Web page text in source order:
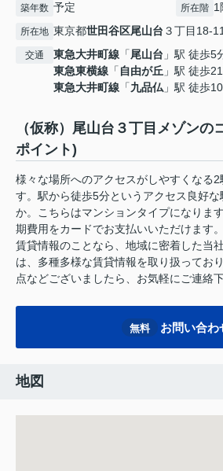
築年数 予定 所在階 1
所在地 東京都世田谷区尾山台 ３丁目18-11
交通 東急大井町線 「尾山台 」駅 徒歩5
東急東横線 「 自由が丘 」駅 徒歩
東急大井町線 「九品仏 」駅 徒歩
（仮称）尾山台３丁目メゾンの
ポイント)
様々な場所へのアクセスがしやすくなる
す。駅から徒歩5分というアクセス良好
か。こちらはマンションタイプになりま
期費用をカードでお支払いいただけます
賃貸情報のことなら、地域に密着した当
は、多種多様な賃貸情報を取り扱ってお
点などございましたら、お気軽にご連絡下
無料 お問い合わ
地図